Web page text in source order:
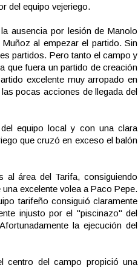
del equipo vejeriego.
ausencia por lesión de Manolo
al empezar el partido. Sin
partidos. Pero tanto el campo y
que fuera un partido de creación
excelente muy arropado en
pocas acciones de llegada del
equipo local y con una clara
que cruzó en exceso el balón
al área del Tarifa, consiguiendo
excelente volea a Paco Pepe.
tarifeño consiguió claramente
injusto por el "piscinazo" del
la ejecución del
centro del campo propició una